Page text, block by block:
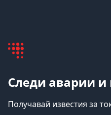
Следи аварии и
Получавай известия за